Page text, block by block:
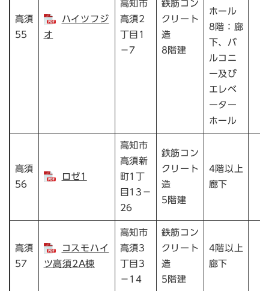
高須
55
ハイツフジ
オ
高知市
高須2
丁目1
－7
鉄筋コン
クリート
造
8階建
ホール
8階：廊
下、バ
ルコニ
ー及び
エレベ
ーター
ホール
高須
56
ロゼ1
高知市
高須新
町1丁
目13－
26
鉄筋コン
クリート
造
5階建
4階以上
廊下
高須
57
コスモハイ
ツ高須2A棟
高知市
高須3
丁目3
－14
鉄筋コン
クリート
造
5階建
4階以上
廊下